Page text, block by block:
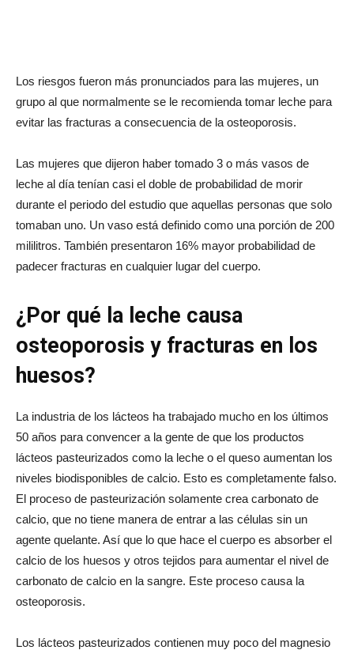
Los riesgos fueron más pronunciados para las mujeres, un
grupo al que normalmente se le recomienda tomar leche para
evitar las fracturas a consecuencia de la osteoporosis.
Las mujeres que dijeron haber tomado 3 o más vasos de
leche al día tenían casi el doble de probabilidad de morir
durante el periodo del estudio que aquellas personas que solo
tomaban uno. Un vaso está definido como una porción de 200
mililitros. También presentaron 16% mayor probabilidad de
padecer fracturas en cualquier lugar del cuerpo.
¿Por qué la leche causa
osteoporosis y fracturas en los
huesos?
La industria de los lácteos ha trabajado mucho en los últimos
50 años para convencer a la gente de que los productos
lácteos pasteurizados como la leche o el queso aumentan los
niveles biodisponibles de calcio. Esto es completamente falso.
El proceso de pasteurización solamente crea carbonato de
calcio, que no tiene manera de entrar a las células sin un
agente quelante. Así que lo que hace el cuerpo es absorber el
calcio de los huesos y otros tejidos para aumentar el nivel de
carbonato de calcio en la sangre. Este proceso causa la
osteoporosis.
Los lácteos pasteurizados contienen muy poco del magnesio